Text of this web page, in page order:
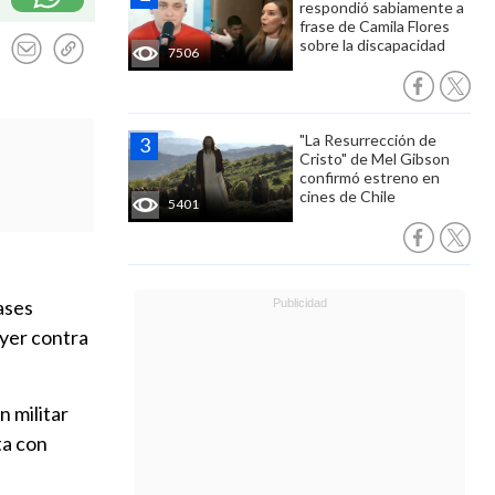
7506
respondió sabiamente a
frase de Camila Flores
sobre la discapacidad
5401
"La Resurrección de
Cristo" de Mel Gibson
confirmó estreno en
cines de Chile
contra
militar
con